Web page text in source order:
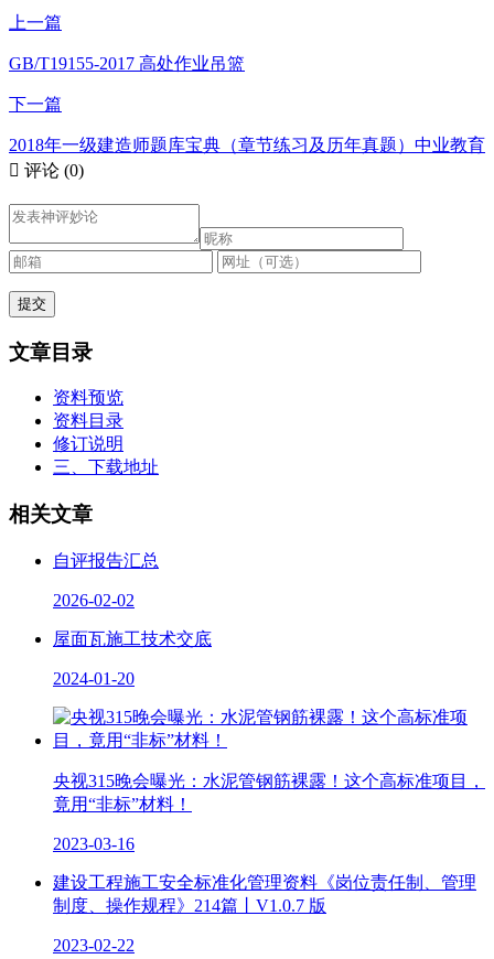
上一篇
GB/T19155-2017 高处作业吊篮
下一篇
2018年一级建造师题库宝典（章节练习及历年真题）中业教育
 评论 (0)
文章目录
资料预览
资料目录
修订说明
三、下载地址
相关文章
自评报告汇总
2026-02-02
屋面瓦施工技术交底
2024-01-20
央视315晚会曝光：水泥管钢筋裸露！这个高标准项目，
竟用“非标”材料！
2023-03-16
建设工程施工安全标准化管理资料《岗位责任制、管理
制度、操作规程》214篇丨V1.0.7 版
2023-02-22